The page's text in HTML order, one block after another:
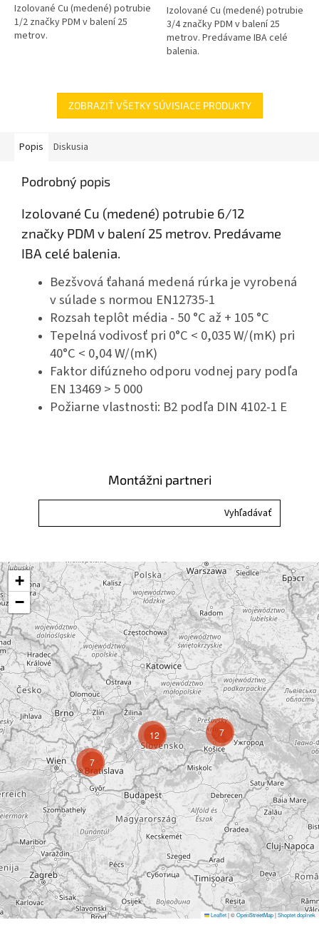
Izolované Cu (medené) potrubie
1/2 značky PDM v balení 25
metrov.
Izolované Cu (medené) potrubie
3/4 značky PDM v balení 25
metrov. Predávame IBA celé
balenia.
ZOBRAZIŤ VŠETKY SÚVISIACE PRODUKTY
Popis Diskusia
Podrobný popis
Izolované Cu (medené) potrubie 6/12
značky PDM v balení 25 metrov. Predávame
IBA celé balenia.
Bezšvová ťahaná medená rúrka je vyrobená
v súlade s normou EN12735-1
Rozsah teplôt média - 50 °C až + 105 °C
Tepelná vodivosť pri 0°C < 0,035 W/(mK) pri
40°C < 0,04 W/(mK)
Faktor difúzneho odporu vodnej pary podľa
EN 13469 > 5 000
Požiarne vlastnosti: B2 podľa DIN 4102-1 E
Montážni partneri
7
7
12
+
−
Leaflet|©OpenStreetMap|Shoptet doplnek